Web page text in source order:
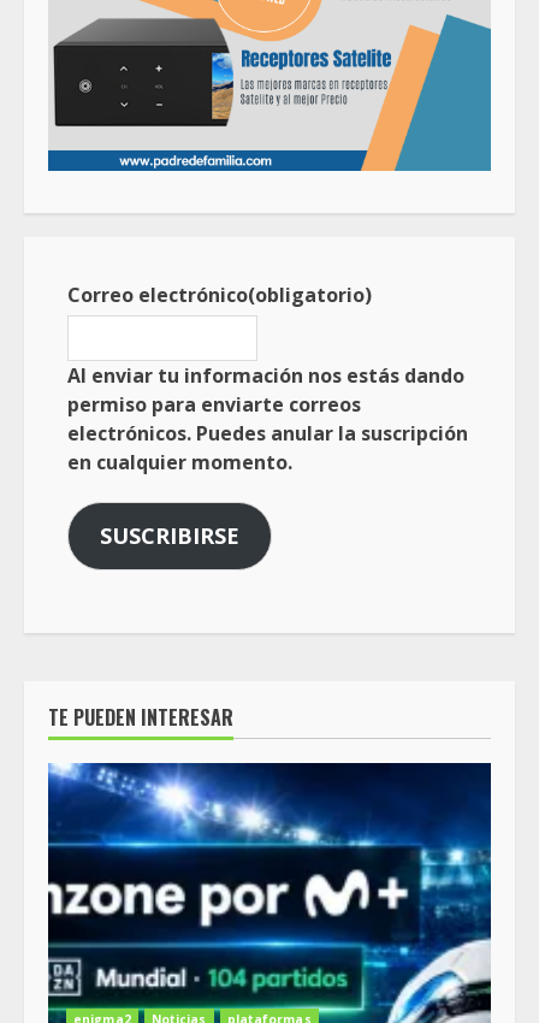
Correo electrónico(obligatorio)
Al enviar tu información nos estás dando
permiso para enviarte correos
electrónicos. Puedes anular la suscripción
en cualquier momento.
SUSCRIBIRSE
TE PUEDEN INTERESAR